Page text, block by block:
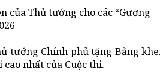
của Thủ tướng cho các “Gương
tướng Chính phủ tặng Bằng
nhất của Cuộc thi.